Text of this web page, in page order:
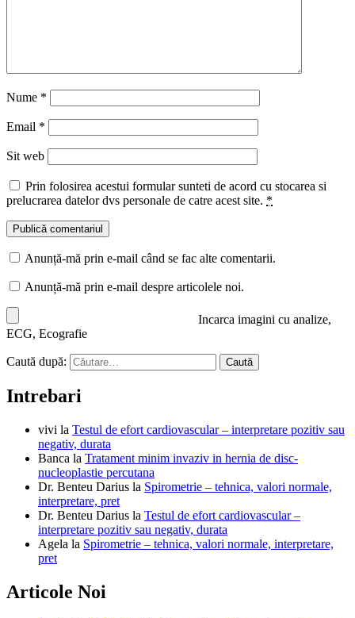
Nume *
Email *
Sit web
Prin folosirea acestui formular sunteti de acord cu stocarea si
prelucrarea datelor dvs personale de catre acest site. *
Anunță-mă prin e-mail când se fac alte comentarii.
Anunță-mă prin e-mail despre articolele noi.
Incarca imagini cu analize,
ECG, Ecografie
Caută după:
Intrebari
vivi la Testul de efort cardiovascular – interpretare pozitiv sau
negativ, durata
Banca la Tratament minim invaziv in hernia de disc-
nucleoplastie percutana
Dr. Benteu Darius la Spirometrie – tehnica, valori normale,
interpretare, pret
Dr. Benteu Darius la Testul de efort cardiovascular –
interpretare pozitiv sau negativ, durata
Agela la Spirometrie – tehnica, valori normale, interpretare,
pret
Articole Noi